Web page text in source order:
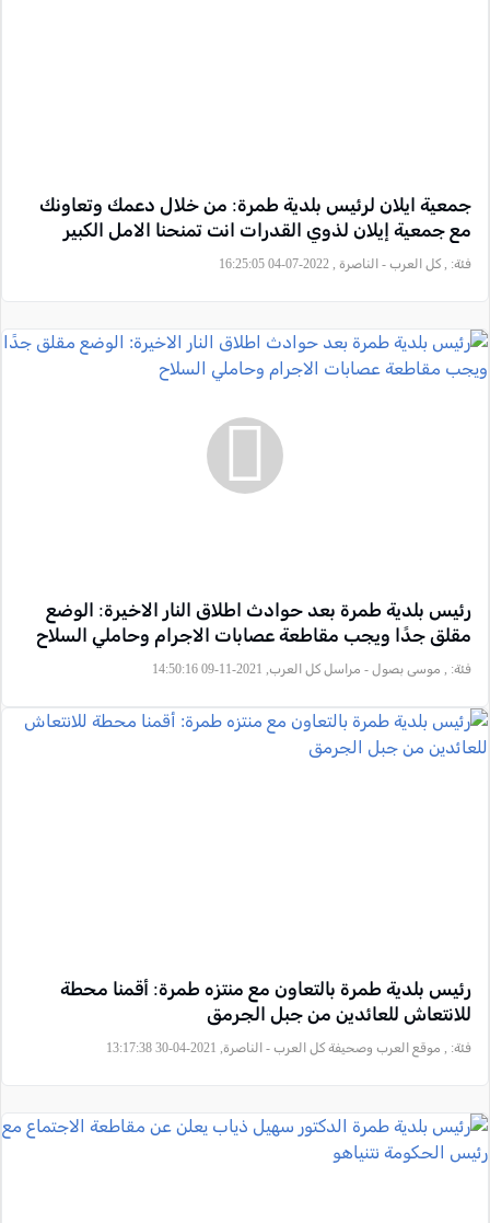
جمعية ايلان لرئيس بلدية طمرة: من خلال دعمك وتعاونك
مع جمعية إيلان لذوي القدرات انت تمنحنا الامل الكبير
فئة: , كل العرب - الناصرة , 2022-07-04 16:25:05
رئيس بلدية طمرة بعد حوادث اطلاق النار الاخيرة: الوضع
مقلق جدًا ويجب مقاطعة عصابات الاجرام وحاملي السلاح
فئة: , موسى بصول - مراسل كل العرب, 2021-11-09 14:50:16
رئيس بلدية طمرة بالتعاون مع منتزه طمرة: أقمنا محطة
للانتعاش للعائدين من جبل الجرمق
فئة: , موقع العرب وصحيفة كل العرب - الناصرة, 2021-04-30 13:17:38